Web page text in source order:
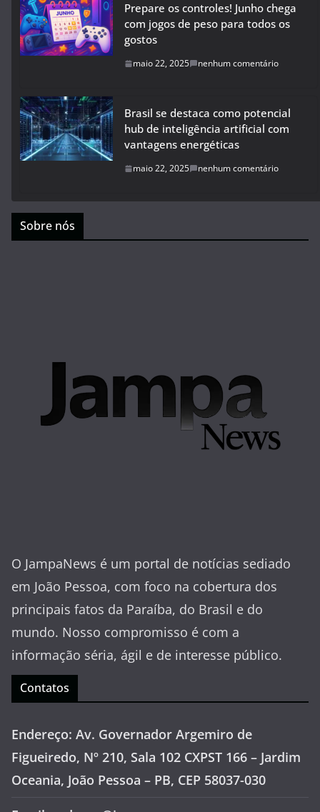
Prepare os controles! Junho chega
com jogos de peso para todos os
gostos
maio 22, 2025 nenhum comentário
Brasil se destaca como potencial
hub de inteligência artificial com
vantagens energéticas
maio 22, 2025 nenhum comentário
Sobre nós
O JampaNews é um portal de notícias sediado
em João Pessoa, com foco na cobertura dos
principais fatos da Paraíba, do Brasil e do
mundo. Nosso compromisso é com a
informação séria, ágil e de interesse público.
Contatos
Endereço: Av. Governador Argemiro de
Figueiredo, Nº 210, Sala 102 CXPST 166 – Jardim
Oceania, João Pessoa – PB, CEP 58037-030